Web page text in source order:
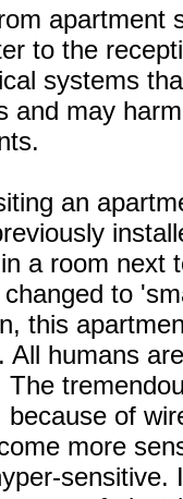
apartment
to the
systems
and may
an
a room next
to
this
All humans
The
because of
more